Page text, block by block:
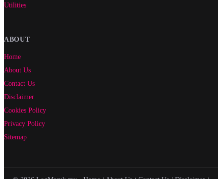
Utilities
ABOUT
Home
About Us
Contact Us
Disclaimer
Cookies Policy
Privacy Policy
Sitemap